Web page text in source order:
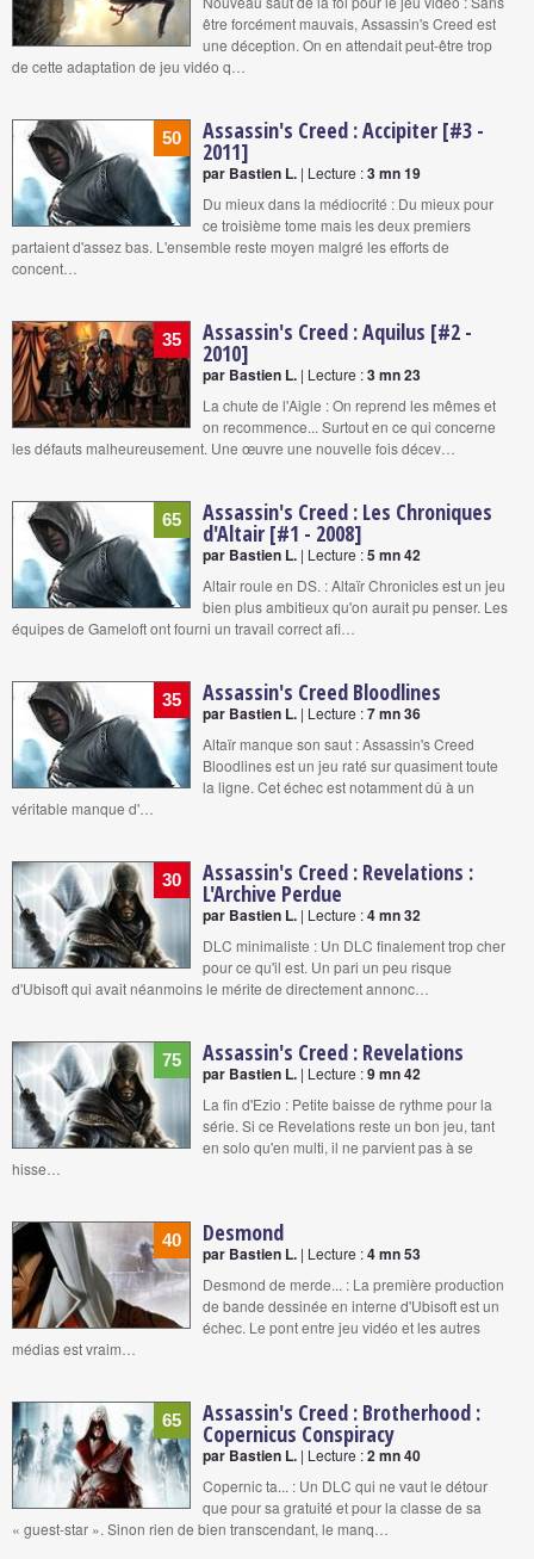
être forcément mauvais, Assassin's Creed est
une déception. On en attendait peut-être trop
de cette adaptation de jeu vidéo q…
50 Assassin's Creed : Accipiter [#3 -
2011]
par Bastien L. | Lecture :3 mn 19
Du mieux dans la médiocrité : Du mieux pour
ce troisième tome mais les deux premiers
partaient d'assez bas. L'ensemble reste moyen malgré les efforts de
concent…
35 Assassin's Creed : Aquilus [#2 -
2010]
par Bastien L. | Lecture :3 mn 23
La chute de l'Aigle : On reprend les mêmes et
on recommence... Surtout en ce qui concerne
les défauts malheureusement. Une œuvre une nouvelle fois décev…
65 Assassin's Creed : Les Chroniques
d'Altair [#1 - 2008]
par Bastien L. | Lecture :5 mn 42
Altair roule en DS. : Altaïr Chronicles est un jeu
bien plus ambitieux qu'on aurait pu penser. Les
équipes de Gameloft ont fourni un travail correct afi…
35 Assassin's Creed Bloodlines
par Bastien L. | Lecture :7 mn 36
Altaïr manque son saut : Assassin's Creed
Bloodlines est un jeu raté sur quasiment toute
la ligne. Cet échec est notamment dû à un
véritable manque d'…
30 Assassin's Creed : Revelations :
L'Archive Perdue
par Bastien L. | Lecture :4 mn 32
DLC minimaliste : Un DLC finalement trop cher
pour ce qu'il est. Un pari un peu risque
d'Ubisoft qui avait néanmoins le mérite de directement annonc…
75 Assassin's Creed : Revelations
par Bastien L. | Lecture :9 mn 42
La fin d'Ezio : Petite baisse de rythme pour la
série. Si ce Revelations reste un bon jeu, tant
en solo qu'en multi, il ne parvient pas à se
hisse…
40 Desmond
par Bastien L. | Lecture :4 mn 53
Desmond de merde... : La première production
de bande dessinée en interne d'Ubisoft est un
échec. Le pont entre jeu vidéo et les autres
médias est vraim…
65 Assassin's Creed : Brotherhood :
Copernicus Conspiracy
par Bastien L. | Lecture :2 mn 40
Copernic ta... : Un DLC qui ne vaut le détour
que pour sa gratuité et pour la classe de sa
« guest-star ». Sinon rien de bien transcendant, le manq…